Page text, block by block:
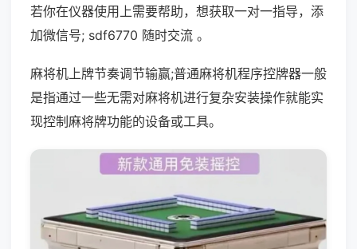
若你在仪器使用上需要帮助，想获取一对一指导，添
加微信号; sdf6770 随时交流 。
麻将机上牌节奏调节输赢;普通麻将机程序控牌器一般
是指通过一些无需对麻将机进行复杂安装操作就能实
现控制麻将牌功能的设备或工具。